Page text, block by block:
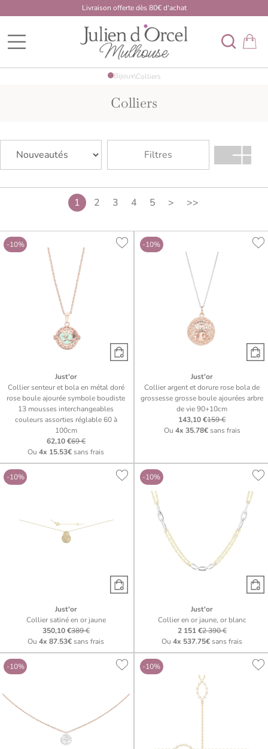
Livraison offerte dès 80€ d'achat
BDK Developpement Mulhouse
Bijoux\Colliers
Colliers
Filtres
1 2 3 4 5 > >>
-10%
Just'or
Collier senteur et bola en métal doré
rose boule ajourée symbole boudiste
13 mousses interchangeables
couleurs assorties réglable 60 à
100cm
62,10 €69 €
Ou4x 15.53€sans frais
-10%
Just'or
Collier argent et dorure rose bola de
grossesse grosse boule ajourées arbre
de vie 90+10cm
143,10 €159 €
Ou 4x 35.78€sans frais
-10%
Just'or
Collier satiné en or jaune
350,10 €389 €
Ou4x 87.53€sans frais
-10%
Just'or
Collier en or jaune, or blanc
2 151 €2 390 €
Ou4x 537.75€sans frais
-10% -10%